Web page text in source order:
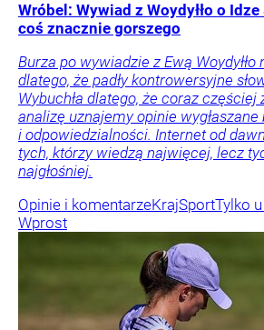
Wróbel: Wywiad z Woydyłło o
coś znacznie gorszego
Burza po wywiadzie z Ewą Woydyłło
dlatego, że padły kontrowersyjne
Wybuchła dlatego, że coraz częściej
analizę uznajemy opinie
i odpowiedzialności. Internet od
tych, którzy wiedzą najwięcej, lecz
najgłośniej.
Opinie i komentarzeKrajSportTylko
Wprost